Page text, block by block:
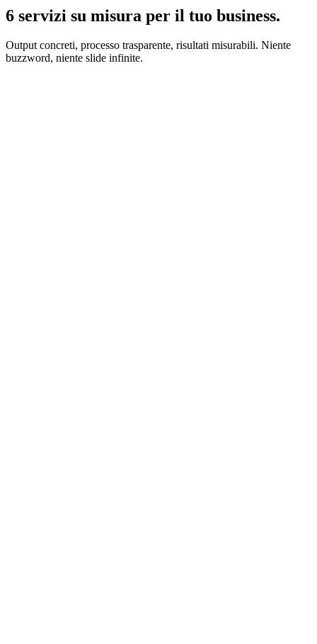
6 servizi su misura per il tuo business.
Output concreti, processo trasparente, risultati misurabili. Niente
buzzword, niente slide infinite.